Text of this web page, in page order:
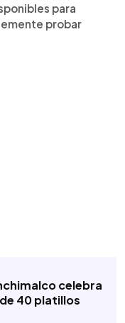
para
probar
celebra
40 platillos